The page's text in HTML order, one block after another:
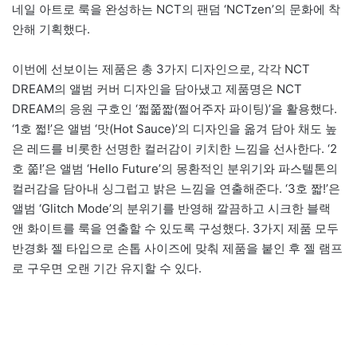
네일 아트로 룩을 완성하는 NCT의 팬덤 ‘NCTzen’의 문화에 착
안해 기획했다.
이번에 선보이는 제품은 총 3가지 디자인으로, 각각 NCT
DREAM의 앨범 커버 디자인을 담아냈고 제품명은 NCT
DREAM의 응원 구호인 ‘쩗쭓짧(쩔어주자 파이팅)’을 활용했다.
‘1호 쩗!’은 앨범 ‘맛(Hot Sauce)’의 디자인을 옮겨 담아 채도 높
은 레드를 비롯한 선명한 컬러감이 키치한 느낌을 선사한다. ‘2
호 쭓!’은 앨범 ‘Hello Future’의 몽환적인 분위기와 파스텔톤의
컬러감을 담아내 싱그럽고 밝은 느낌을 연출해준다. ‘3호 짧!’은
앨범 ‘Glitch Mode’의 분위기를 반영해 깔끔하고 시크한 블랙
앤 화이트를 룩을 연출할 수 있도록 구성했다. 3가지 제품 모두
반경화 젤 타입으로 손톱 사이즈에 맞춰 제품을 붙인 후 젤 램프
로 구우면 오랜 기간 유지할 수 있다.